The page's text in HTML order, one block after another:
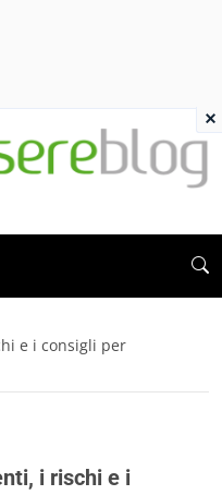
e i consigli per
i rischi e i
×